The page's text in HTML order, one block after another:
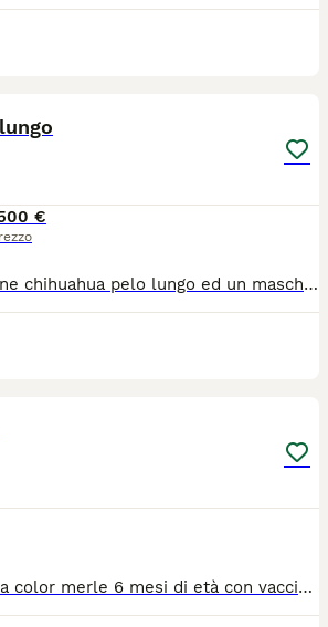
€
Disponibili 2 femmine chihuahua pelo lungo ed un maschietto taglia mini verranno consegnati completi di ciclo vermifugo trattamento antiparassitario vaccino microchip certificato medico libretto sanitario iscrizione anagrafe canina passaggio di proprietà kit cucciolo pedigree enci genitori visibili entrambi solo persone responsabili
Splendido chihuahua color merle 6 mesi di età con vaccinazioni fatte maschio molto docile e affettuoso!